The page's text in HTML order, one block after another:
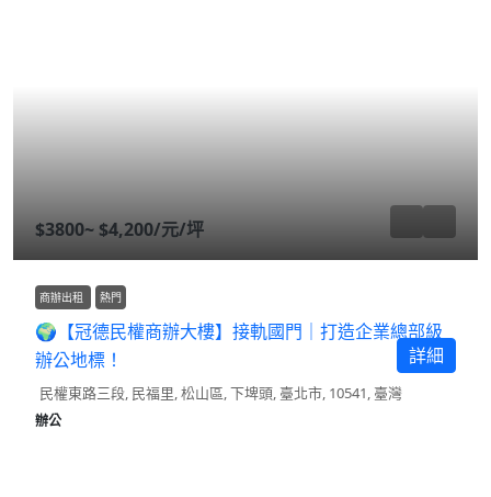
$3800~$4,200/元/坪
商辦出租 熱門
🌍【冠德民權商辦大樓】接軌國門｜打造企業總部級
辦公地標！
民權東路三段, 民福里, 松山區, 下埤頭, 臺北市, 10541, 臺灣
辦公
詳細